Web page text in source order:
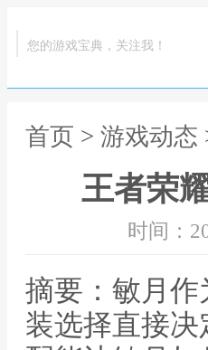
您的游戏宝典，关注我！
首页 > 游戏动态
王者荣
时间：
摘要：敏月
装选择直接